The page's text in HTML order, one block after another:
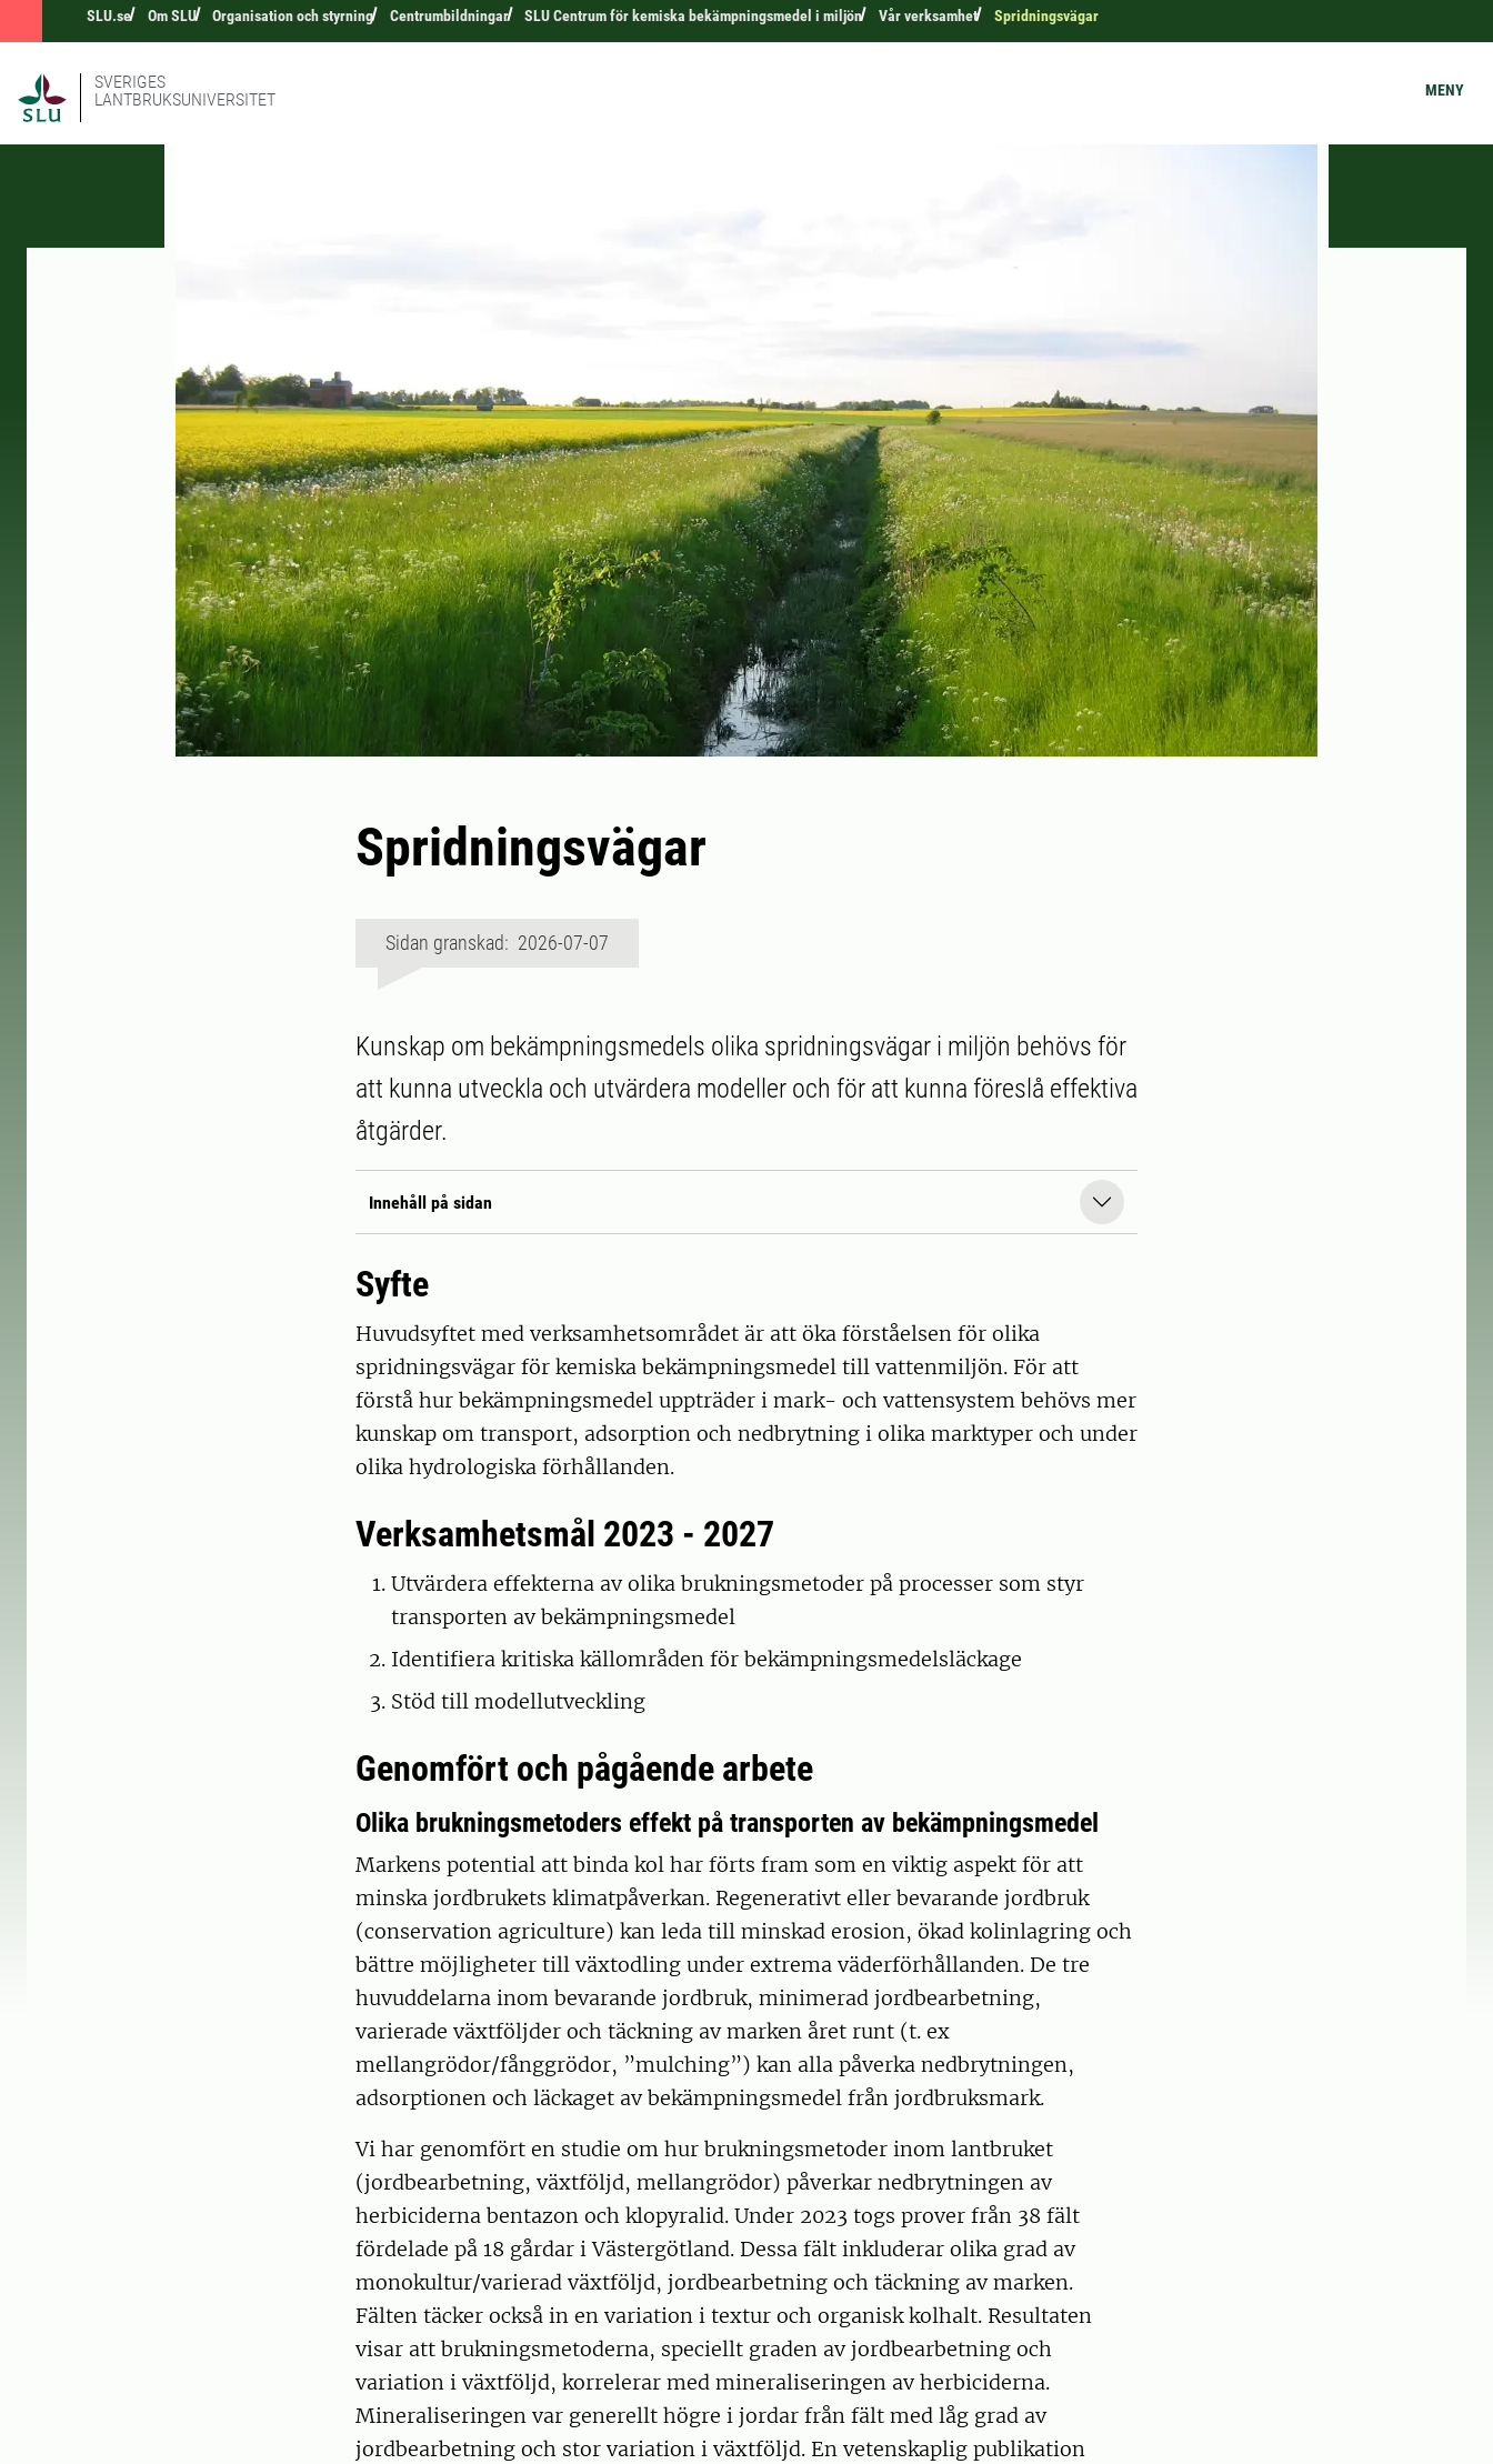
SLU.se Om SLU Organisation och styrning Centrumbildningar SLU Centrum för kemiska bekämpningsmedel i miljön Vår verksamhet Spridningsvägar
SVERIGES
LANTBRUKSUNIVERSITET
MENY
Spridningsvägar
Sidan granskad: 2026-07-07
Kunskap om bekämpningsmedels olika spridningsvägar i miljön behövs för
att kunna utveckla och utvärdera modeller och för att kunna föreslå effektiva
åtgärder.
Innehåll på sidan
Syfte
Huvudsyftet med verksamhetsområdet är att öka förståelsen för olika
spridningsvägar för kemiska bekämpningsmedel till vattenmiljön. För att
förstå hur bekämpningsmedel uppträder i mark- och vattensystem behövs mer
kunskap om transport, adsorption och nedbrytning i olika marktyper och under
olika hydrologiska förhållanden.
Verksamhetsmål 2023 - 2027
Utvärdera effekterna av olika brukningsmetoder på processer som styr
transporten av bekämpningsmedel
Identifiera kritiska källområden för bekämpningsmedelsläckage
Stöd till modellutveckling
Genomfört och pågående arbete
Olika brukningsmetoders effekt på transporten av bekämpningsmedel
Markens potential att binda kol har förts fram som en viktig aspekt för att
minska jordbrukets klimatpåverkan. Regenerativt eller bevarande jordbruk
(conservation agriculture) kan leda till minskad erosion, ökad kolinlagring och
bättre möjligheter till växtodling under extrema väderförhållanden. De tre
huvuddelarna inom bevarande jordbruk, minimerad jordbearbetning,
varierade växtföljder och täckning av marken året runt (t. ex
mellangrödor/fånggrödor, ”mulching”) kan alla påverka nedbrytningen,
adsorptionen och läckaget av bekämpningsmedel från jordbruksmark.
Vi har genomfört en studie om hur brukningsmetoder inom lantbruket
(jordbearbetning, växtföljd, mellangrödor) påverkar nedbrytningen av
herbiciderna bentazon och klopyralid. Under 2023 togs prover från 38 fält
fördelade på 18 gårdar i Västergötland. Dessa fält inkluderar olika grad av
monokultur/varierad växtföljd, jordbearbetning och täckning av marken.
Fälten täcker också in en variation i textur och organisk kolhalt. Resultaten
visar att brukningsmetoderna, speciellt graden av jordbearbetning och
variation i växtföljd, korrelerar med mineraliseringen av herbiciderna.
Mineraliseringen var generellt högre i jordar från fält med låg grad av
jordbearbetning och stor variation i växtföljd. En vetenskaplig publikation